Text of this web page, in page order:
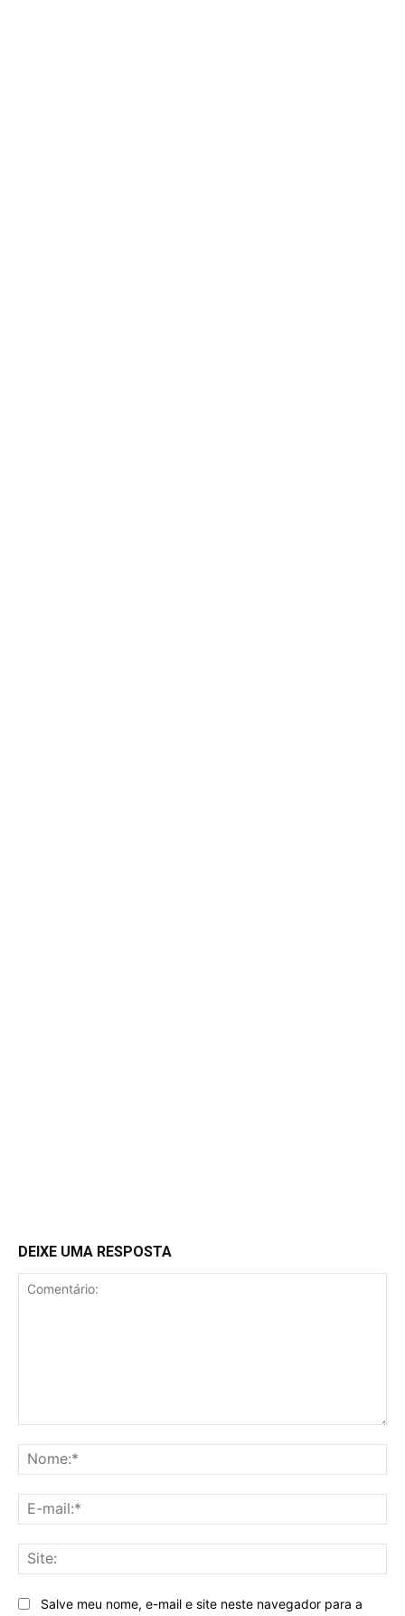
DEIXE UMA RESPOSTA
Salve meu nome, e-mail e site neste navegador para a